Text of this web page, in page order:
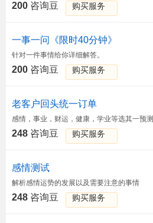
200 咨询豆 购买服务
一事一问《限时40分钟》
针对一件事情给你详细解答。
200 咨询豆 购买服务
老客户回头统一订单
感情，事业，财运，健康，学业等选其一预测
248 咨询豆 购买服务
感情测试
解析感情运势的发展以及需要注意的事情
248 咨询豆 购买服务